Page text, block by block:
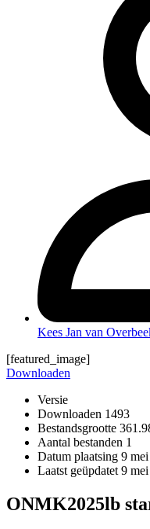
Kees Jan van
[featured_image]
Downloaden
Versie
Downloaden 1493
Bestandsgrootte
Aantal bestanden 1
Datum plaatsing 9
Laatst geüpdatet 9
ONMK2025lb